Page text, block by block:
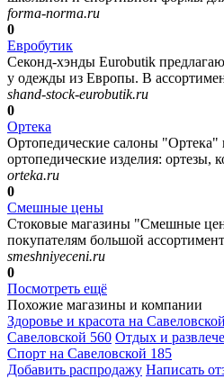
forma-norma.ru
0
Евробутик
Секонд-хэнды Eurobutik
у одежды из Европы. В
shand-stock-eurobutik.ru
0
Ортека
Ортопедические салоны "Ортека"
ортопедические изделия: ортезы,
orteka.ru
0
Смешные цены
Стоковые магазины "Смешные
покупателям большой
smeshniyeceni.ru
0
Посмотреть ещё
Похожие магазины и компании
Здоровье и красота на Савеловской
Савеловской 560 Отдых и
Спорт на Савеловской 185
Добавить раcпродажу Написать